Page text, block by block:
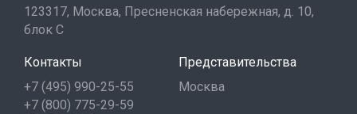
123317, Москва, Пресненская набережная, д. 10,
блок С
Контакты
+7 (495) 990-25-55
+7 (800) 775-29-59
Представительства
Москва